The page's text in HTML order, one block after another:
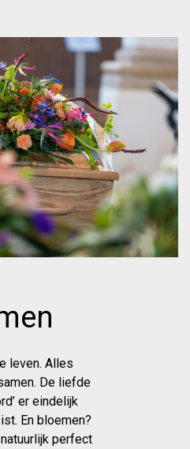
leven. Alles
De liefde
er eindelijk
En bloemen?
perfect